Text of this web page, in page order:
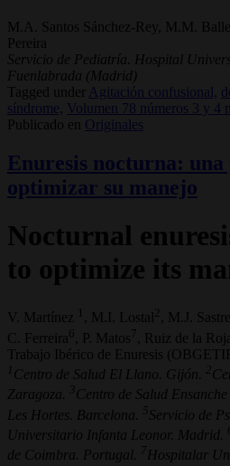
M.A. Santos Sánchez-Rey, M.M.
Pereira
Servicio de Pediatría. Hospital
Fuenlabrada (Madrid)
Tagged under
Agitación confusional,
síndrome,
Volumen 78 números 3 y 4
Publicado en
Originales
Enuresis nocturna: una
optimizar su manejo
Nocturnal
to optimize its
V. Martínez 1 , M.I. Lostal , M.J. Sastre
C. Ferreira6 , P. Matos7 , Ruiz de la
Trabajo Ibérico de Enuresis
1 Centro de Salud El Llano. Gijón. 2
Zaragoza.
3Centro de Salud
Les Hortes. Barcelona. 5 Servicio de
Universitario Infanta Leonor. Madrid.
de Coimbra. Portugal. 7 Hospitalar